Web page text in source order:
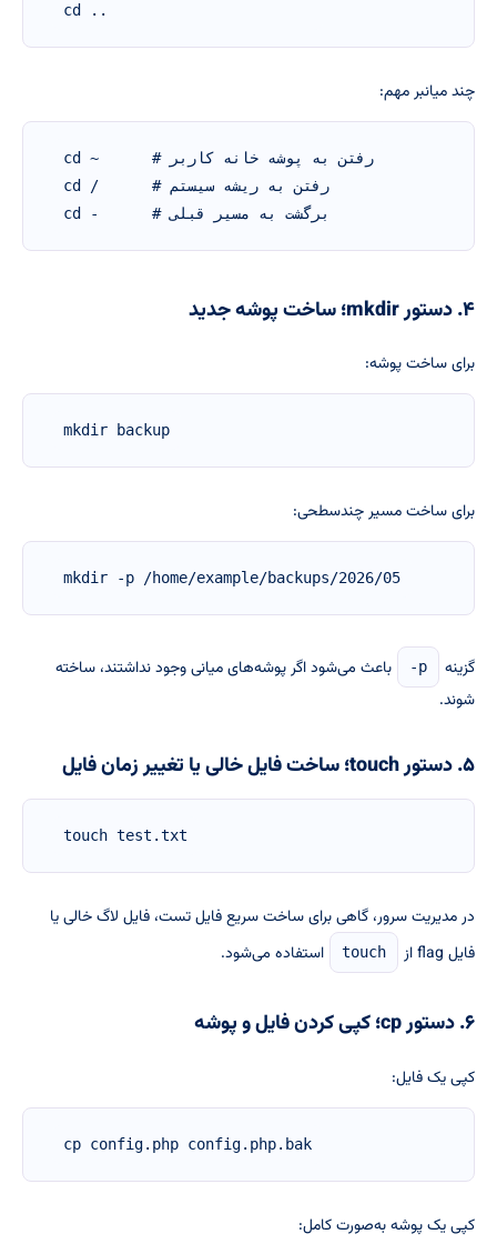
cd ..
چند میانبر مهم:
cd ~      # رفتن به پوشه خانه کاربر
cd /      # رفتن به ریشه سیستم
cd -      # برگشت به مسیر قبلی
۴. دستور mkdir؛ ساخت پوشه جدید
برای ساخت پوشه:
mkdir backup
برای ساخت مسیر چندسطحی:
mkdir -p /home/example/backups/2026/05
گزینه -p
باعث می‌شود اگر پوشه‌های میانی وجود نداشتند، ساخته
شوند.
۵. دستور touch؛ ساخت فایل خالی یا تغییر زمان فایل
touch test.txt
در مدیریت سرور، گاهی برای ساخت سریع فایل تست، فایل لاگ خالی یا
فایل flag از
touch استفاده می‌شود.
۶. دستور cp؛ کپی کردن فایل و پوشه
کپی یک فایل:
cp config.php config.php.bak
کپی یک پوشه به‌صورت کامل: